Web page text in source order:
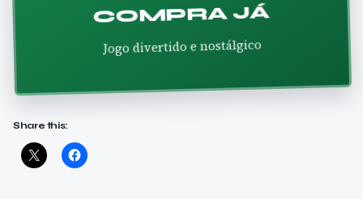
COMPRA JÁ
Jogo divertido e nostálgico
Share this: